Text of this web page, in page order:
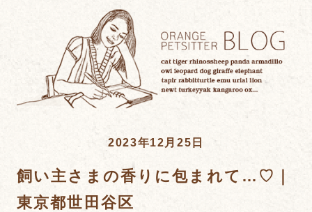
2023年12月25日
飼い主さまの香りに包まれて…♡｜
東京都世田谷区